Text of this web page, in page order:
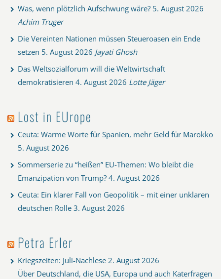
Was, wenn plötzlich Aufschwung wäre? 5. August 2026
Achim Truger
Die Vereinten Nationen müssen Steueroasen ein Ende
setzen 5. August 2026 Jayati Ghosh
Das Weltsozialforum will die Weltwirtschaft
demokratisieren 4. August 2026 Lotte Jäger
Lost in EUrope
Ceuta: Warme Worte für Spanien, mehr Geld für Marokko
5. August 2026
Sommerserie zu “heißen” EU-Themen: Wo bleibt die
Emanzipation von Trump? 4. August 2026
Ceuta: Ein klarer Fall von Geopolitik – mit einer unklaren
deutschen Rolle 3. August 2026
Petra Erler
Kriegszeiten: Juli-Nachlese 2. August 2026
Über Deutschland, die USA, Europa und auch Katerfragen